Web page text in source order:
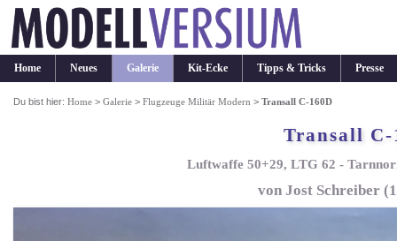
Home Neues Galerie Kit-Ecke Tipps & Tricks Presse
Du bist hier:Home >Galerie >Flugzeuge Militär Modern >Transall C-160D
Transall C-
Luftwaffe 50+29, LTG 62 -
von Jost Schreiber